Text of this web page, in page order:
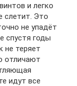
и легко
слетит. Это
не упадёт
спустя годы
не теряет
отличают
идут все